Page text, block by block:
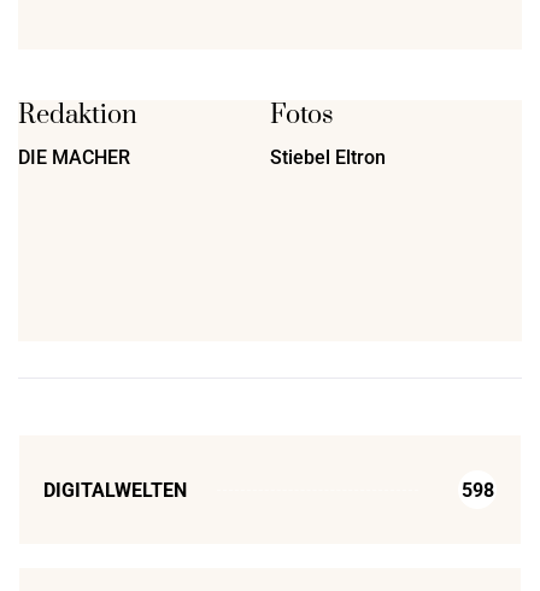
Redaktion
DIE MACHER
Fotos
Stiebel Eltron
DIGITALWELTEN 598